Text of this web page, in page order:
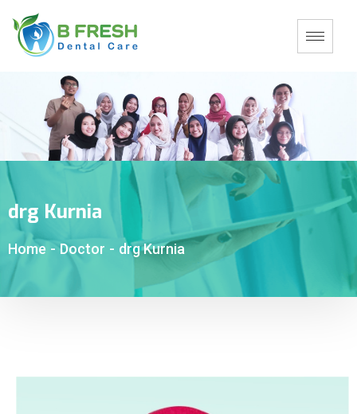
drg Kurnia
Home - Doctor - drg Kurnia